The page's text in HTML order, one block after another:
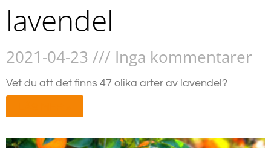
lavendel
2021-04-23 Inga kommentarer
Vet du att det finns 47 olika arter av lavendel?